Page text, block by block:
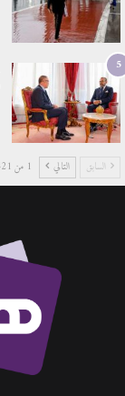
5
السابق التالي 1 من 1٬421